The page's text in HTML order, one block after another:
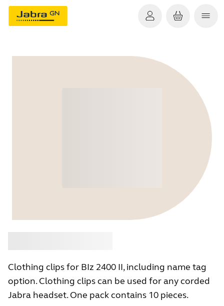
Clothing clips for BIz 2400 II, including name tag
option. Clothing clips can be used for any corded
Jabra headset. One pack contains 10 pieces.